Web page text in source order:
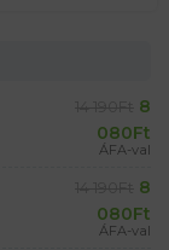
8
080Ft
ÁFA-val
8
080Ft
ÁFA-val